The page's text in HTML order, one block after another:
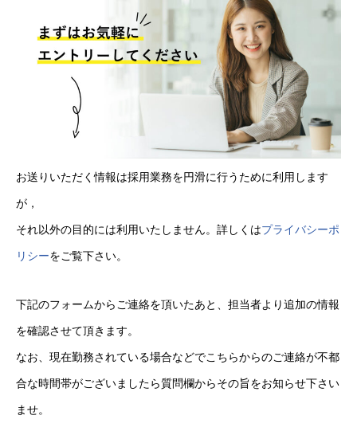
お送りいただく情報は採用業務を円滑に行うために利用します
が，
それ以外の目的には利用いたしません。詳しくはプライバシーポ
リシーをご覧下さい。
下記のフォームからご連絡を頂いたあと、担当者より追加の情報
を確認させて頂きます。
なお、現在勤務されている場合などでこちらからのご連絡が不都
合な時間帯がございましたら質問欄からその旨をお知らせ下さい
ませ。